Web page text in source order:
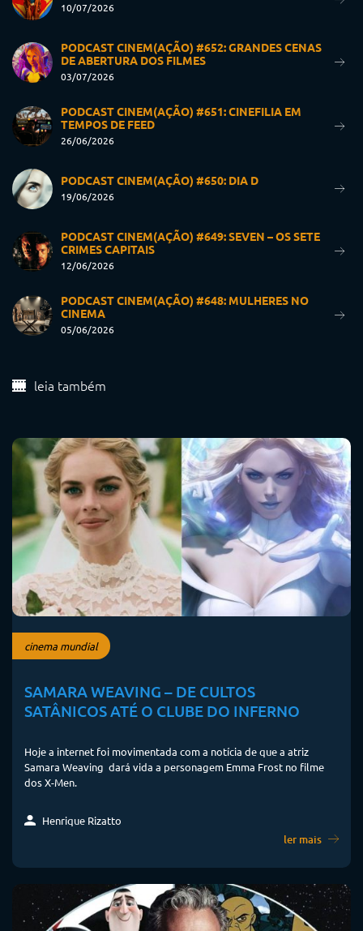
10/07/2026
PODCAST CINEM(AÇÃO) #652: GRANDES CENAS
DE ABERTURA DOS FILMES
03/07/2026
PODCAST CINEM(AÇÃO) #651: CINEFILIA EM
TEMPOS DE FEED
26/06/2026
PODCAST CINEM(AÇÃO) #650: DIA D
19/06/2026
PODCAST CINEM(AÇÃO) #649: SEVEN – OS SETE
CRIMES CAPITAIS
12/06/2026
PODCAST CINEM(AÇÃO) #648: MULHERES NO
CINEMA
05/06/2026
leia também
cinema mundial
SAMARA WEAVING – DE CULTOS
SATÂNICOS ATÉ O CLUBE DO INFERNO
Hoje a internet foi movimentada com a notícia de que a atriz
Samara Weaving dará vida a personagem Emma Frost no filme
dos X-Men.
Henrique Rizatto
ler mais